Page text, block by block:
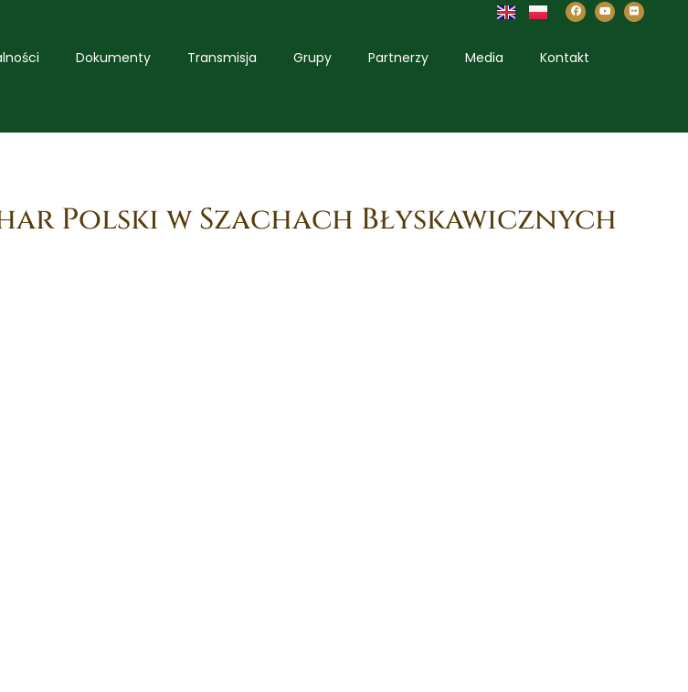
Dokumenty Transmisja Grupy Partnerzy Media Kontakt
Polski w Szachach Błyskawicznych